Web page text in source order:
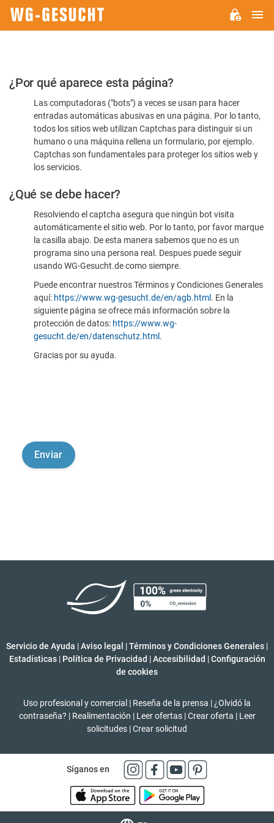
Por
favor,
confirme
humano
¿Por qué aparece esta página?
Las computadoras ("bots") a veces se usan para hacer
entradas automáticas abusivas en una página. Por lo tanto,
todos los sitios web utilizan Captchas para distinguir si un
humano o una máquina rellena un formulario, por ejemplo.
Captchas son fundamentales para proteger los sitios web y
los servicios.
¿Qué se debe hacer?
Resolviendo el captcha asegura que ningún bot visita
automáticamente el sitio web. Por lo tanto, por favor marque
la casilla abajo. De esta manera sabemos que no es un
programa sino una persona real. Despues puede seguir
usando WG-Gesucht.de como siempre.
Puede encontrar nuestros Términos y Condiciones Generales
aquí: https://www.wg-gesucht.de/en/agb.html . En la
siguiente página se ofrece más información sobre la
protección de datos: https://www.wg-
gesucht.de/en/datenschutz.html .
Gracias por su ayuda.
Servicio de Ayuda |Aviso legal |Términos y Condiciones Generales |
Estadísticas | Política de Privacidad | Accesibilidad | Configuración
de cookies
Uso profesional y comercial | Reseña de la prensa | ¿Olvidó la
contraseña? | Realimentación | Leer ofertas | Crear oferta | Leer
solicitudes |Crear solicitud
Síganos en